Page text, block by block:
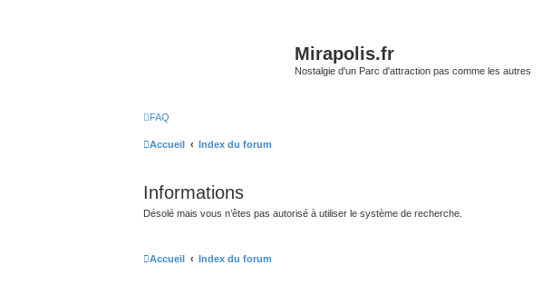
Mirapolis.fr
Nostalgie d'un Parc d'attraction pas comme les autres
FAQ
Accueil Index du forum
Informations
Désolé mais vous n’êtes pas autorisé à utiliser le système de recherche.
Accueil Index du forum